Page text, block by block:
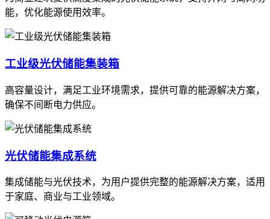
能，优化能源使用效率。
工业级光伏储能集装箱
高容量设计，满足工业环境需求，提供可靠的能源解决方案，
确保不间断电力供应。
光伏储能集成系统
集成储能与光伏技术，为用户提供完整的能源解决方案，适用
于家庭、商业与工业领域。